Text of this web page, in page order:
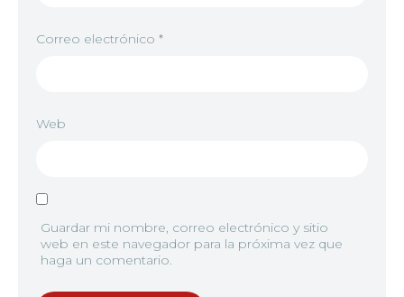
Correo electrónico *
Web
Guardar mi nombre, correo electrónico y sitio
web en este navegador para la próxima vez que
haga un comentario.